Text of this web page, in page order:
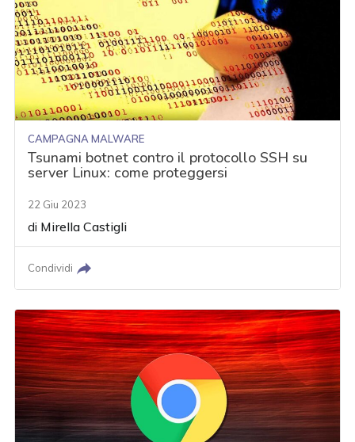
CAMPAGNA MALWARE
Tsunami botnet contro il protocollo SSH su
server Linux: come proteggersi
22 Giu 2023
di Mirella Castigli
Condividi